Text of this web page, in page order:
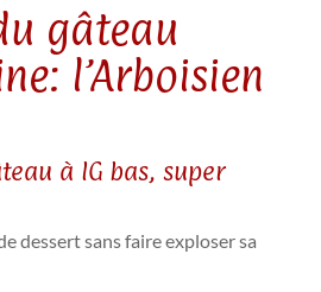
gâteau
l’Arboisien
à IG bas, super
dessert sans faire exploser sa